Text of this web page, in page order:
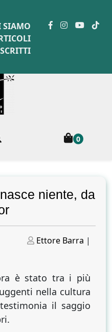
SIAMO
0
niente, da
Posted
Ettore Barra |
è stato tra i più
nella cultura
il saggio